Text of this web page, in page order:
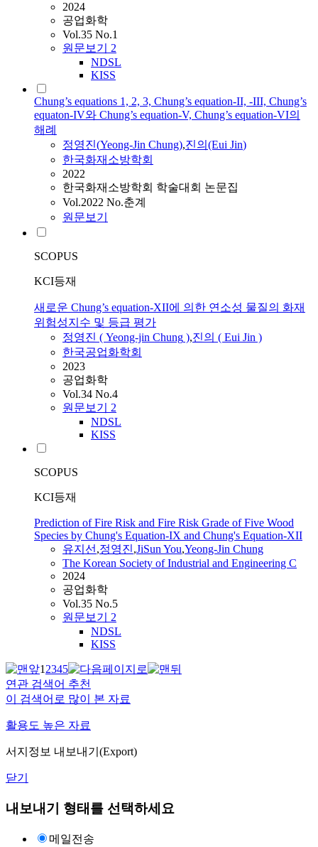
2024
공업화학
Vol.35 No.1
원문보기 2
NDSL
KISS
Chung’s equations 1, 2, 3, Chung’s equation-II, -III, Chung’s
equaton-IV와 Chung’s equation-V, Chung’s equation-VI의
해례
정영진(Yeong-Jin Chung),진의(Eui Jin)
한국화재소방학회
2022
한국화재소방학회 학술대회 논문집
Vol.2022 No.춘계
원문보기
SCOPUS
KCI등재
새로운 Chung’s equation-XII에 의한 연소성 물질의 화재
위험성지수 및 등급 평가
정영진 ( Yeong-jin Chung ),진의 ( Eui Jin )
한국공업화학회
2023
공업화학
Vol.34 No.4
원문보기 2
NDSL
KISS
SCOPUS
KCI등재
Prediction of Fire Risk and Fire Risk Grade of Five Wood
Species by Chung's Equation-IX and Chung's Equation-XII
유지선,정영진,JiSun You,Yeong-Jin Chung
The Korean Society of Industrial and Engineering C
2024
공업화학
Vol.35 No.5
원문보기 2
NDSL
KISS
12345
연관 검색어 추천
이 검색어로 많이 본 자료
활용도 높은 자료
서지정보 내보내기(Export)
닫기
내보내기 형태를 선택하세요
메일전송